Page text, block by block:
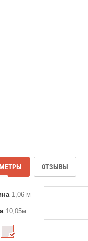
ОТЗЫВЫ
1,06 м
10,05м